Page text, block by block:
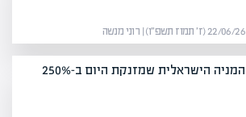
22/06/26 (ז׳ תמוז תשפ״ו) | רוני מנשה
המניה הישראלית שמזנקת היום ב-250%